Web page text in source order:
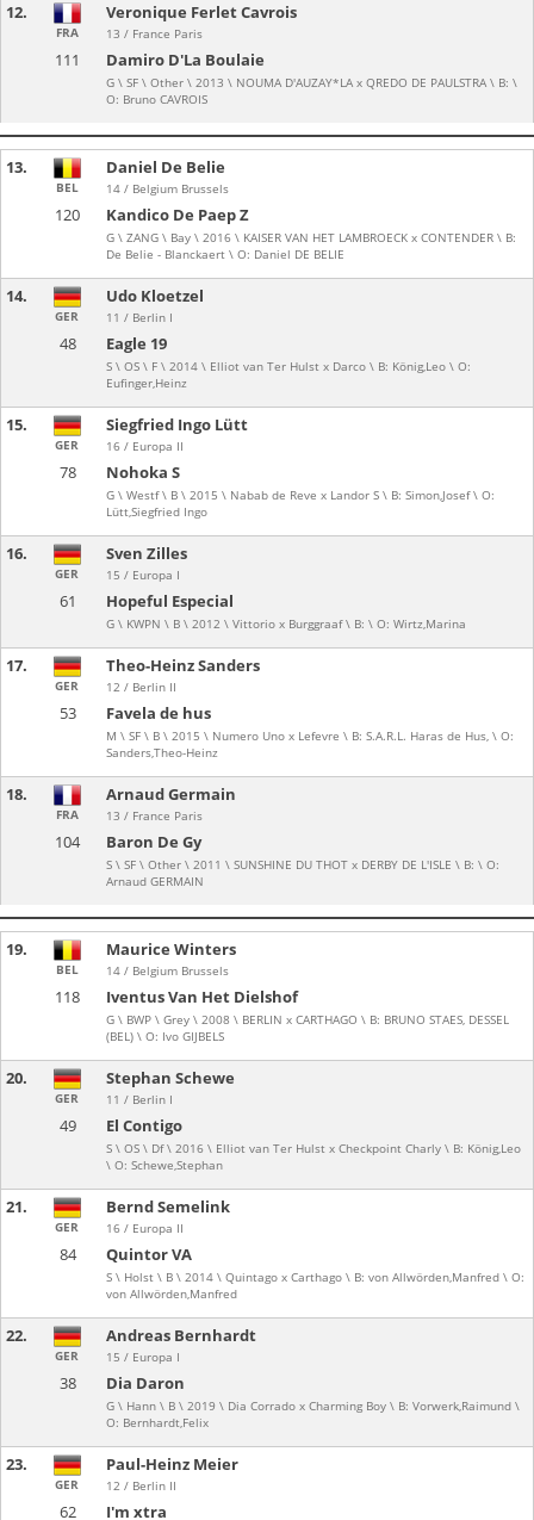
12.
111 Damiro D'La Boulaie
G \ SF \ Other \ 2013 \ NOUMA D'AUZAY*LA x QREDO DE PAULSTRA \ B: \
O: Bruno CAVROIS
FRA
Veronique Ferlet Cavrois
13 / France Paris
13.
120 Kandico De Paep Z
G \ ZANG \ Bay \ 2016 \ KAISER VAN HET LAMBROECK x CONTENDER \ B:
De Belie - Blanckaert \ O: Daniel DE BELIE
BEL
Daniel De Belie
14 / Belgium Brussels
14.
48 Eagle 19
S \ OS \ F \ 2014 \ Elliot van Ter Hulst x Darco \ B: König,Leo \ O:
Eufinger,Heinz
GER
Udo Kloetzel
11 / Berlin I
15.
78 Nohoka S
G \ Westf \ B \ 2015 \ Nabab de Reve x Landor S \ B: Simon,Josef \ O:
Lütt,Siegfried Ingo
GER
Siegfried Ingo Lütt
16 / Europa II
16.
61 Hopeful Especial
G \ KWPN \ B \ 2012 \ Vittorio x Burggraaf \ B: \ O: Wirtz,Marina
GER
Sven Zilles
15 / Europa I
17.
53 Favela de hus
M \ SF \ B \ 2015 \ Numero Uno x Lefevre \ B: S.A.R.L. Haras de Hus, \ O:
Sanders,Theo-Heinz
GER
Theo-Heinz Sanders
12 / Berlin II
18.
104 Baron De Gy
S \ SF \ Other \ 2011 \ SUNSHINE DU THOT x DERBY DE L'ISLE \ B: \ O:
Arnaud GERMAIN
FRA
Arnaud Germain
13 / France Paris
19.
118 Iventus Van Het Dielshof
G \ BWP \ Grey \ 2008 \ BERLIN x CARTHAGO \ B: BRUNO STAES, DESSEL
(BEL) \ O: Ivo GIJBELS
BEL
Maurice Winters
14 / Belgium Brussels
20.
49 El Contigo
S \ OS \ Df \ 2016 \ Elliot van Ter Hulst x Checkpoint Charly \ B: König,Leo
\ O: Schewe,Stephan
GER
Stephan Schewe
11 / Berlin I
21.
84 Quintor VA
S \ Holst \ B \ 2014 \ Quintago x Carthago \ B: von Allwörden,Manfred \ O:
von Allwörden,Manfred
GER
Bernd Semelink
16 / Europa II
22.
38 Dia Daron
G \ Hann \ B \ 2019 \ Dia Corrado x Charming Boy \ B: Vorwerk,Raimund \
O: Bernhardt,Felix
GER
Andreas Bernhardt
15 / Europa I
23.
62 I'm xtra
GER
Paul-Heinz Meier
12 / Berlin II